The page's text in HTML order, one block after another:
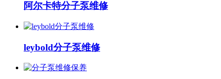
阿尔卡特分子泵维修
leybold分子泵维修